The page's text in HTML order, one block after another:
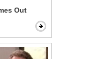
Out